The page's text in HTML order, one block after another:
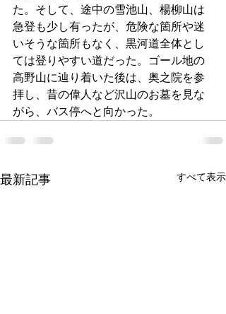
た。そして、途中の雪池山、楊柳山は
急登も少し有ったが、危険な箇所や迷
いそうな箇所もなく、黒河道全体とし
ては登りやすい道だった。ゴール地の
高野山に辿り着いた後は、奥之院を参
拝し、昔の偉人など沢山のお墓を見な
がら、バス停へと向かった。
最新記事 すべて表示